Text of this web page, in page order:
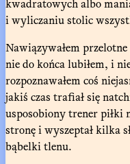
i wyliczaniu stolic
Nawiązywałem
nie do końca lubiłem, i
rozpoznawałem coś
jakiś czas trafiał się
usposobiony trener piłki
stronę i wyszeptał kilka
bąbelki tlenu.